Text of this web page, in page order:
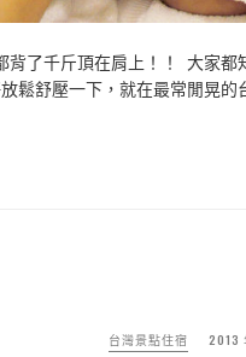
背了千斤頂在肩上！！ 大家
鬆舒壓一下，就在最常閒晃的
台灣景點住宿 2013